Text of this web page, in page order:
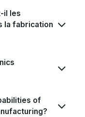
il les
la fabrication
of